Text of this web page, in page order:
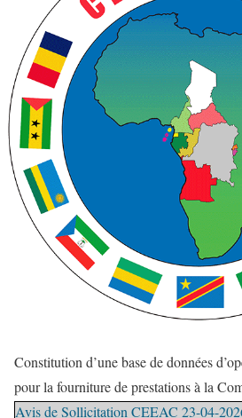
Constitution d’une base de données
pour la fourniture de prestations à la
Avis de Sollicitation CEEAC 23-04-